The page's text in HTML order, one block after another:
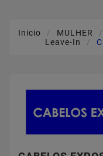
Inicio MULHER
Leave-In